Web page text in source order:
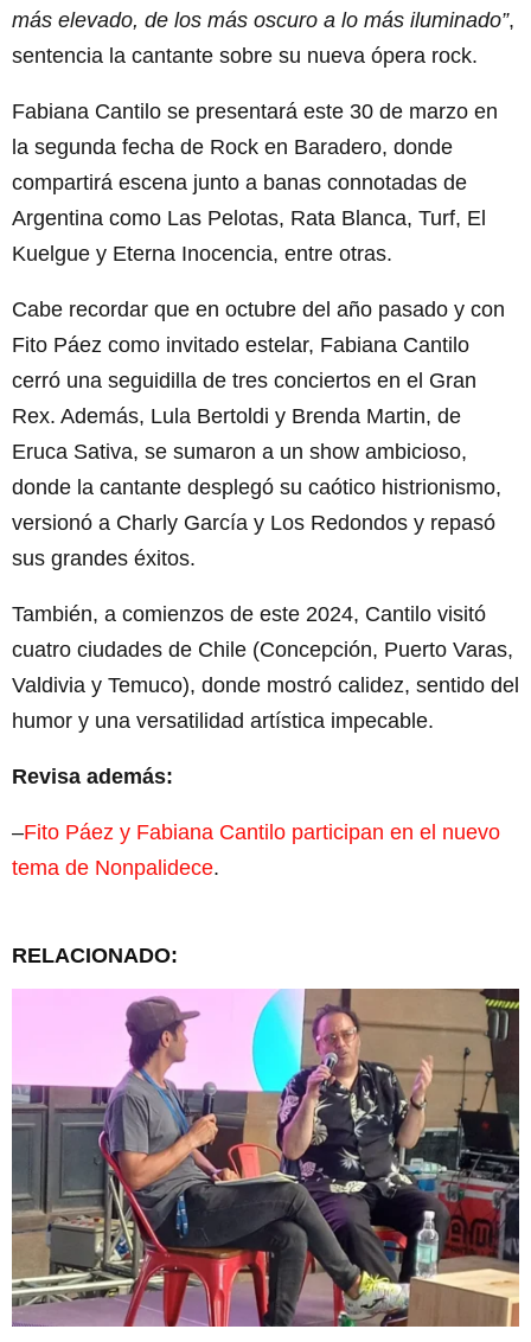
más elevado, de los más oscuro a lo más iluminado”,
sentencia la cantante sobre su nueva ópera rock.
Fabiana Cantilo se presentará este 30 de marzo en
la segunda fecha de Rock en Baradero, donde
compartirá escena junto a banas connotadas de
Argentina como Las Pelotas, Rata Blanca, Turf, El
Kuelgue y Eterna Inocencia, entre otras.
Cabe recordar que en octubre del año pasado y con
Fito Páez como invitado estelar, Fabiana Cantilo
cerró una seguidilla de tres conciertos en el Gran
Rex. Además, Lula Bertoldi y Brenda Martin, de
Eruca Sativa, se sumaron a un show ambicioso,
donde la cantante desplegó su caótico histrionismo,
versionó a Charly García y Los Redondos y repasó
sus grandes éxitos.
También, a comienzos de este 2024, Cantilo visitó
cuatro ciudades de Chile (Concepción, Puerto Varas,
Valdivia y Temuco), donde mostró calidez, sentido del
humor y una versatilidad artística impecable.
Revisa además:
–Fito Páez y Fabiana Cantilo participan en el nuevo
tema de Nonpalidece.
RELACIONADO: